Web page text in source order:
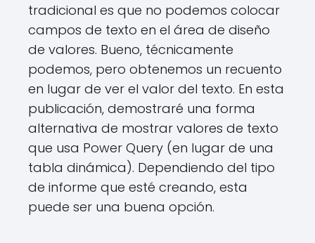
tradicional es que no podemos colocar
campos de texto en el área de diseño
de valores. Bueno, técnicamente
podemos, pero obtenemos un recuento
en lugar de ver el valor del texto. En esta
publicación, demostraré una forma
alternativa de mostrar valores de texto
que usa Power Query (en lugar de una
tabla dinámica). Dependiendo del tipo
de informe que esté creando, esta
puede ser una buena opción.